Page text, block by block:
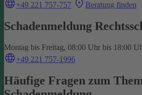
+49 221 757-757
Beratung finden
Schadenmeldung
Montag bis Freitag, 08:00 Uhr bis 18:00
+49 221 757-1996
Häufige Fragen zum